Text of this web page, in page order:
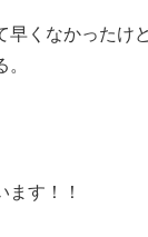
早くなかったけ
ます！！